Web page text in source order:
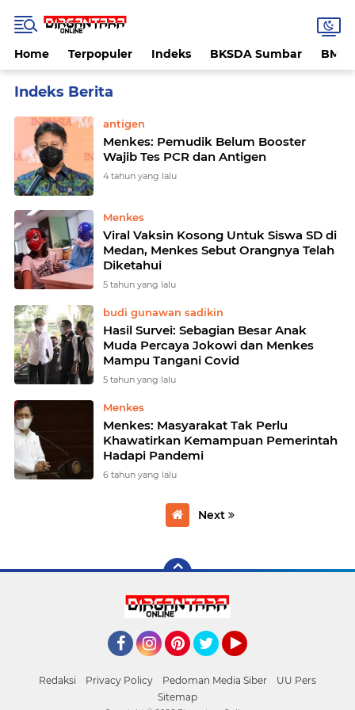
Home Terpopuler Indeks BKSDA Sumbar
antigen
Menkes: Pemudik Belum Booster
Wajib Tes PCR dan Antigen
4 tahun yang lalu
Menkes
Viral Vaksin Kosong Untuk Siswa SD di
Medan, Menkes Sebut Orangnya Telah
Diketahui
5 tahun yang lalu
budi gunawan sadikin
Hasil Survei: Sebagian Besar Anak
Muda Percaya Jokowi dan Menkes
Mampu Tangani Covid
5 tahun yang lalu
Menkes
Menkes: Masyarakat Tak Perlu
Khawatirkan Kemampuan Pemerintah
Hadapi Pandemi
6 tahun yang lalu
Next
Redaksi Privacy Policy Pedoman Media Siber
UU Pers
Sitemap